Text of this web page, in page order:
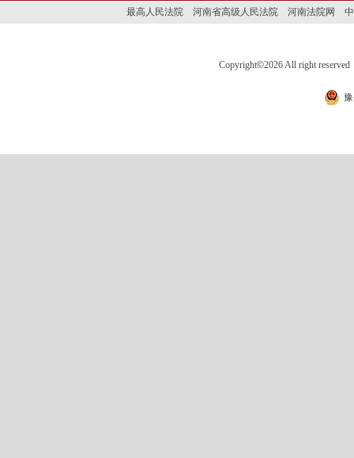
最高人民法院 河南省高级人民法院 河南法院网
Copyright©2026 All right